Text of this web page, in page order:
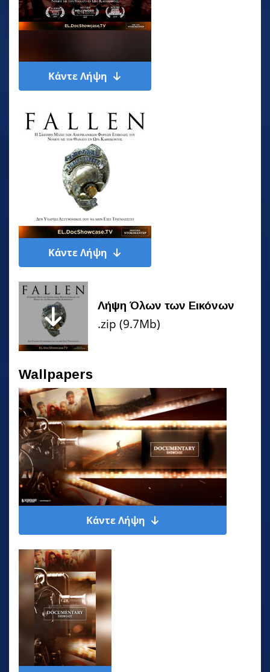
Κάντε Λήψη
Κάντε Λήψη
Λήψη Όλων των Εικόνων
.zip (9.7Mb)
Wallpapers
Κάντε Λήψη